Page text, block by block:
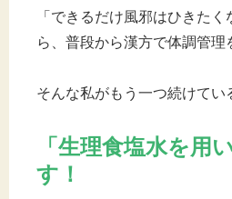
「できるだけ風邪はひきた
ら、普段から漢方で体調管理
そんな私がもう一つ続けて
「生理食塩水を用
す！